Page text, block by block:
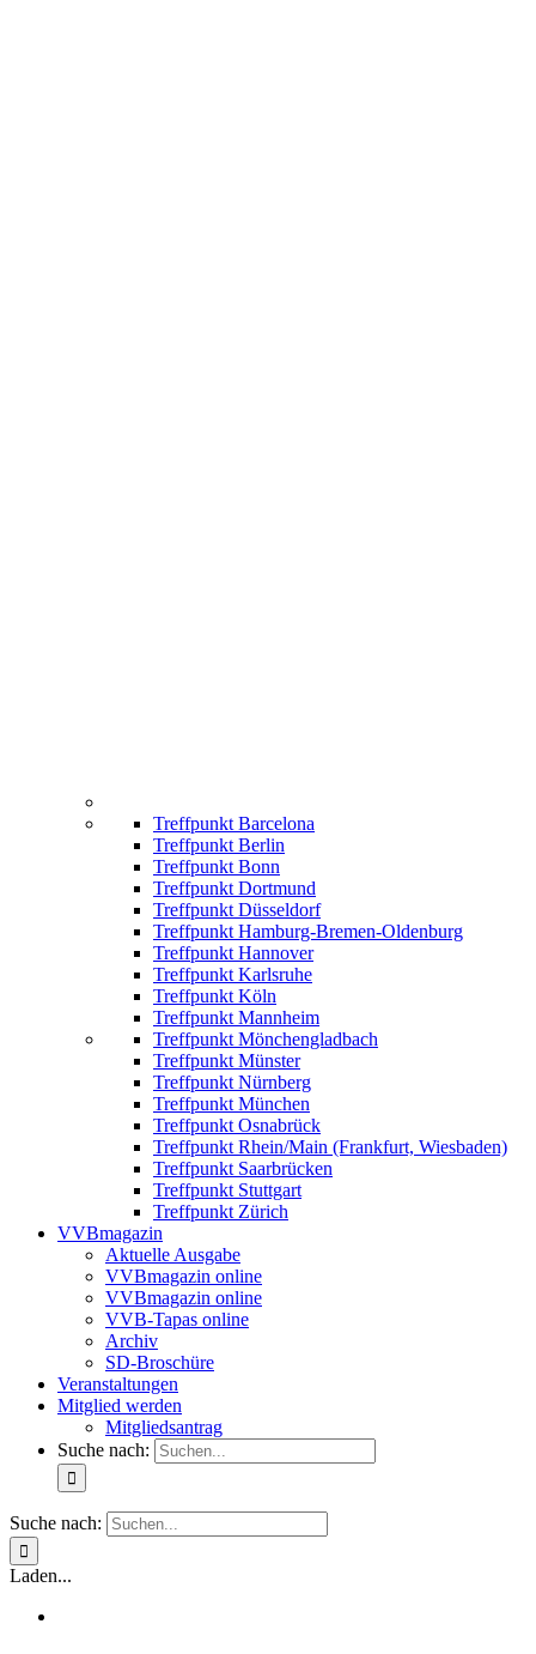
Treffpunkt Barcelona
Treffpunkt Berlin
Treffpunkt Bonn
Treffpunkt Dortmund
Treffpunkt Düsseldorf
Treffpunkt Hamburg-Bremen-Oldenburg
Treffpunkt Hannover
Treffpunkt Karlsruhe
Treffpunkt Köln
Treffpunkt Mannheim
Treffpunkt Mönchengladbach
Treffpunkt Münster
Treffpunkt Nürnberg
Treffpunkt München
Treffpunkt Osnabrück
Treffpunkt Rhein/Main (Frankfurt, Wiesbaden)
Treffpunkt Saarbrücken
Treffpunkt Stuttgart
Treffpunkt Zürich
VVBmagazin
Aktuelle Ausgabe
VVBmagazin online
VVBmagazin online
VVB-Tapas online
Archiv
SD-Broschüre
Veranstaltungen
Mitglied werden
Mitgliedsantrag
Suche nach:
Suche nach:
Laden...